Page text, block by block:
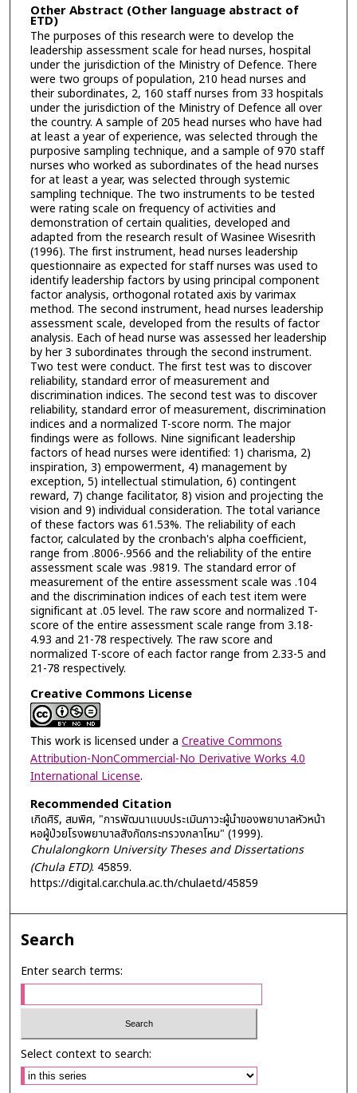
Other Abstract (Other language abstract of
ETD)
The purposes of this research were to develop the
leadership assessment scale for head nurses, hospital
under the jurisdiction of the Ministry of Defence. There
were two groups of population, 210 head nurses and
their subordinates, 2, 160 staff nurses from 33 hospitals
under the jurisdiction of the Ministry of Defence all over
the country. A sample of 205 head nurses who have had
at least a year of experience, was selected through the
purposive sampling technique, and a sample of 970 staff
nurses who worked as subordinates of the head nurses
for at least a year, was selected through systemic
sampling technique. The two instruments to be tested
were rating scale on frequency of activities and
demonstration of certain qualities, developed and
adapted from the research result of Wasinee Wisesrith
(1996). The first instrument, head nurses leadership
questionnaire as expected for staff nurses was used to
identify leadership factors by using principal component
factor analysis, orthogonal rotated axis by varimax
method. The second instrument, head nurses leadership
assessment scale, developed from the results of factor
analysis. Each of head nurse was assessed her leadership
by her 3 subordinates through the second instrument.
Two test were conduct. The first test was to discover
reliability, standard error of measurement and
discrimination indices. The second test was to discover
reliability, standard error of measurement, discrimination
indices and a normalized T-score norm. The major
findings were as follows. Nine significant leadership
factors of head nurses were identified: 1) charisma, 2)
inspiration, 3) empowerment, 4) management by
exception, 5) intellectual stimulation, 6) contingent
reward, 7) change facilitator, 8) vision and projecting the
vision and 9) individual consideration. The total variance
of these factors was 61.53%. The reliability of each
factor, calculated by the cronbach's alpha coefficient,
range from .8006-.9566 and the reliability of the entire
assessment scale was .9819. The standard error of
measurement of the entire assessment scale was .104
and the discrimination indices of each test item were
significant at .05 level. The raw score and normalized T-
score of the entire assessment scale range from 3.18-
4.93 and 21-78 respectively. The raw score and
normalized T-score of each factor range from 2.33-5 and
21-78 respectively.
Creative Commons License
This work is licensed under a Creative Commons
Attribution-NonCommercial-No Derivative Works 4.0
International License.
Recommended Citation
เกิดศิริ, สมพิศ, "การพัฒนาแบบประเมินภาวะผู้นำของพยาบาลหัวหน้า
หอผู้ป่วยโรงพยาบาลสังกัดกระทรวงกลาโหม" (1999).
Chulalongkorn University Theses and Dissertations
(Chula ETD). 45859.
https://digital.car.chula.ac.th/chulaetd/45859
Search
Enter search terms:
Select context to search: